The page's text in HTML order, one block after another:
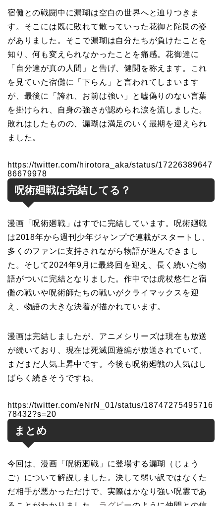
宿儺との戦闘中に漏瑚は空白の世界へと辿りつきま
す。そこには既に敗れて散っていった花御と陀艮の姿
がありました。そこで漏瑚は自分たちが負けたことを
知り、何も変えられなかったことを痛感。花御達に
「自分達が真の人間」と告げ、健闘を称えます。これ
を見ていた宿儺に「下らん」と言われてしまいます
が、最後に「誇れ、お前は強い」と嘘偽りのない言葉
を掛けられ、自身の強さが認められ涙を流しました。
敗れはしたものの、漏瑚は満足のいく最期を迎えられ
ました。
https://twitter.com/hirotora_aka/status/17226389647
86679978
呪術廻戦は完結してる？
漫画「呪術廻戦」はすでに完結しています。呪術廻戦
は2018年から週刊少年ジャンプで連載がスタートし、
多くのファンに支持されながら物語が進んできまし
た。そして2024年9月に最終回を迎え、長く続いた物
語がついに完結となりました。作中では虎杖悠仁と宿
儺の戦いや呪術師たちの戦いがクライマックスを迎
え、物語の大きな決着が描かれています。
漫画は完結しましたが、アニメシリーズは現在も放送
が続いており、現在は死滅回遊編が放送されていて、
まだまだ人気上昇中です。今後も呪術廻戦の人気はし
ばらく続きそうですね。
https://twitter.com/eNrN_01/status/18747275495716
78432?s=20
まとめ
今回は、漫画「呪術廻戦」に登場する漏瑚（じょう
ご）について解説しました。決して弱い訳ではなくた
だ相手が悪かっただけで、実際はかなり強い呪霊であ